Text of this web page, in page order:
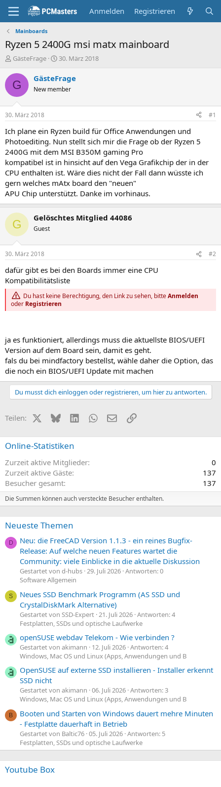
Anmelden Registrieren
Mainboards
Ryzen 5 2400G msi matx mainboard
E
s
t
e
r
GästeFrage
E
s
e
t
a
30. März 2018
G GästeFrage
New member
30. März 2018 #1
Ich plane ein Ryzen build für Office Anwendungen und
Photoediting. Nun stellt sich mir die Frage ob der Ryzen 5
2400G mit dem MSI B350M gaming Pro
kompatibel ist in hinsicht auf den Vega Grafikchip der in der
CPU enthalten ist. Wäre dies nicht der Fall dann wüsste ich
gern welches mAtx board den "neuen"
APU Chip unterstützt. Danke im vorhinaus.
G Gelöschtes Mitglied 44086
Guest
30. März 2018 #2
dafür gibt es bei den Boards immer eine CPU
Kompatibilitätsliste
Du hast keine Berechtigung, den Link zu sehen, bitteAnmelden
oder Registrieren
ja es funktioniert, allerdings muss die aktuellste BIOS/UEFI
Version auf dem Board sein, damit es geht.
fals du bei mindfactory bestellst, wähle daher die Option, das
die noch ein BIOS/UEFI Update mit machen
Du musst dich einloggen oder registrieren, um hier zu antworten.
Teilen: X (Twitter)
BlueskyLinkedInWhatsApp
E-MailLink
Online-Statistiken
Zurzeit aktive Mitglieder
0
Zurzeit aktive Gäste
137
Besucher gesamt
137
Die Summen können auch versteckte Besucher enthalten.
Neueste Themen
D
Neu: die FreeCAD Version 1.1.3 - ein reines Bugfix-
Release: Auf welche neuen Features wartet die
Community: viele Einblicke in die aktuelle Diskussion
Gestartet von d-hubs 29. Juli 2026 Antworten: 0
Software Allgemein
S
Neues SSD Benchmark Programm (AS SSD und
CrystalDiskMark Alternative)
Gestartet von SSD-Expert 21. Juli 2026 Antworten: 4
Festplatten, SSDs und optische Laufwerke
openSUSE webdav Telekom - Wie verbinden ?
Gestartet von akimann 12. Juli 2026 Antworten: 4
Windows, Mac OS und Linux (Apps, Anwendungen und B
OpenSUSE auf externe SSD installieren - Installer erkennt
SSD nicht
Gestartet von akimann 06. Juli 2026 Antworten: 3
Windows, Mac OS und Linux (Apps, Anwendungen und B
B
Booten und Starten von Windows dauert mehre Minuten
- Festplatte dauerhaft in Betrieb
Gestartet von Baltic76 05. Juli 2026 Antworten: 5
Festplatten, SSDs und optische Laufwerke
Youtube Box